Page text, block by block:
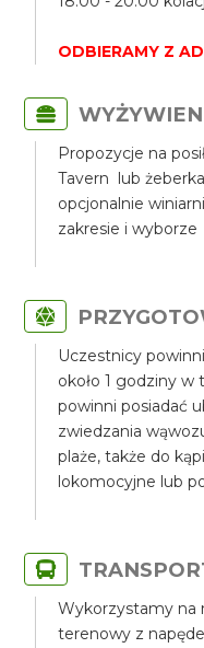
ODBIERAMY Z
Propozycje na
Tavern lub
opcjonalnie
zakresie i wyborze
Uczestnicy
około 1 godziny
powinni posiadać
zwiedzania
plaże, także do
lokomocyjne lub
Wykorzystamy na
terenowy z